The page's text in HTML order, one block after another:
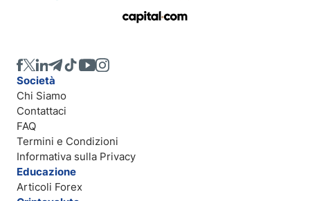
Società
Chi Siamo
Contattaci
FAQ
Termini e Condizioni
Informativa sulla Privacy
Educazione
Articoli Forex